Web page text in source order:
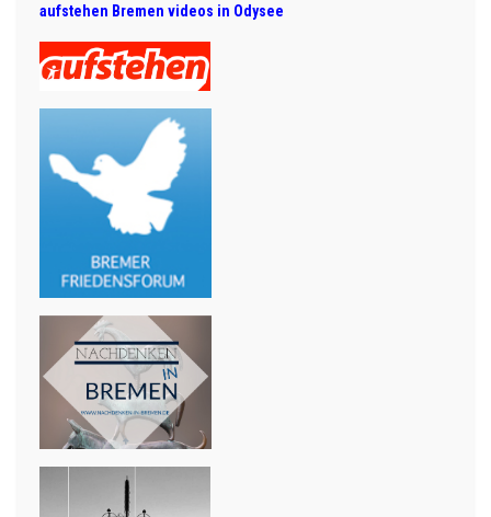
aufstehen Bremen videos in Odysee